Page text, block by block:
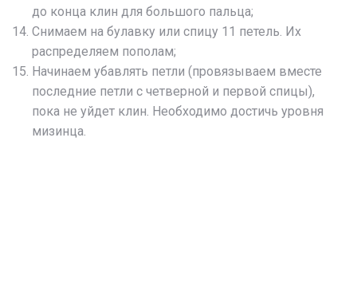
до конца клин для большого пальца;
Снимаем на булавку или спицу 11 петель. Их
распределяем пополам;
Начинаем убавлять петли (провязываем вместе
последние петли с четверной и первой спицы),
пока не уйдет клин. Необходимо достичь уровня
мизинца.